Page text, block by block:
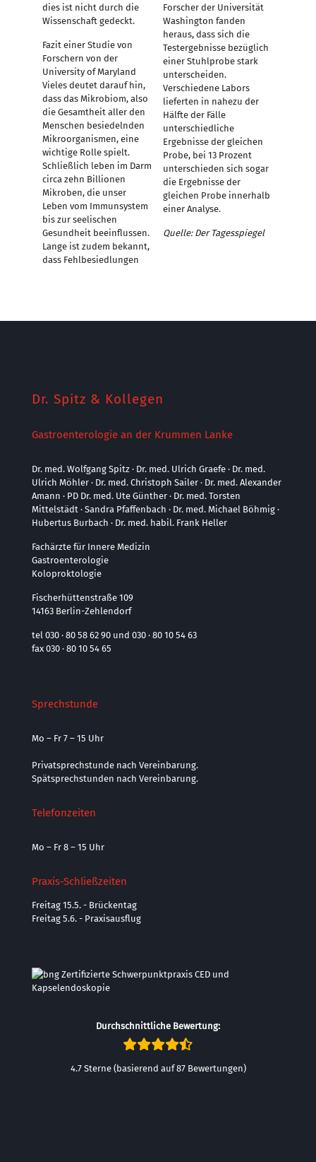
dies ist nicht durch die
Wissenschaft gedeckt.
Fazit einer Studie von
Forschern von der
University of Maryland
Vieles deutet darauf hin,
dass das Mikrobiom, also
die Gesamtheit aller den
Menschen besiedelnden
Mikroorganismen, eine
wichtige Rolle spielt.
Schließlich leben im Darm
circa zehn Billionen
Mikroben, die unser
Leben vom Immunsystem
bis zur seelischen
Gesundheit beeinflussen.
Lange ist zudem bekannt,
dass Fehlbesiedlungen
Forscher der Universität
Washington fanden
heraus, dass sich die
Testergebnisse bezüglich
einer Stuhlprobe stark
unterscheiden.
Verschiedene Labors
lieferten in nahezu der
Hälfte der Fälle
unterschiedliche
Ergebnisse der gleichen
Probe, bei 13 Prozent
unterschieden sich sogar
die Ergebnisse der
gleichen Probe innerhalb
einer Analyse.
Quelle: Der Tagesspiegel
Dr. Spitz & Kollegen
Gastroenterologie an der Krummen Lanke
Dr. med. Wolfgang Spitz · Dr. med. Ulrich Graefe · Dr. med.
Ulrich Möhler · Dr. med. Christoph Sailer · Dr. med. Alexander
Amann · PD Dr. med. Ute Günther · Dr. med. Torsten
Mittelstädt · Sandra Pfaffenbach · Dr. med. Michael Böhmig ·
Hubertus Burbach · Dr. med. habil. Frank Heller
Fachärzte für Innere Medizin
Gastroenterologie
Koloproktologie
Fischerhüttenstraße 109
14163 Berlin-Zehlendorf
tel 030 · 80 58 62 90 und 030 · 80 10 54 63
fax 030 · 80 10 54 65
Sprechstunde
Mo – Fr 7 – 15 Uhr
Privatsprechstunde nach Vereinbarung.
Spätsprechstunden nach Vereinbarung.
Telefonzeiten
Mo – Fr 8 – 15 Uhr
Praxis-Schließzeiten
Freitag 15.5. - Brückentag
Freitag 5.6. - Praxisausflug
Durchschnittliche Bewertung:
4.7 Sterne (basierend auf 87 Bewertungen)